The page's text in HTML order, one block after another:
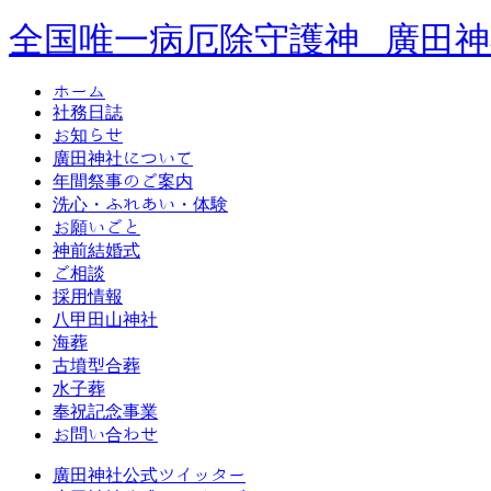
全国唯一病厄除守護神 廣田
ホーム
社務日誌
お知らせ
廣田神社について
年間祭事のご案内
洗心・ふれあい・体験
お願いごと
神前結婚式
ご相談
採用情報
八甲田山神社
海葬
古墳型合葬
水子葬
奉祝記念事業
お問い合わせ
廣田神社公式ツイッター